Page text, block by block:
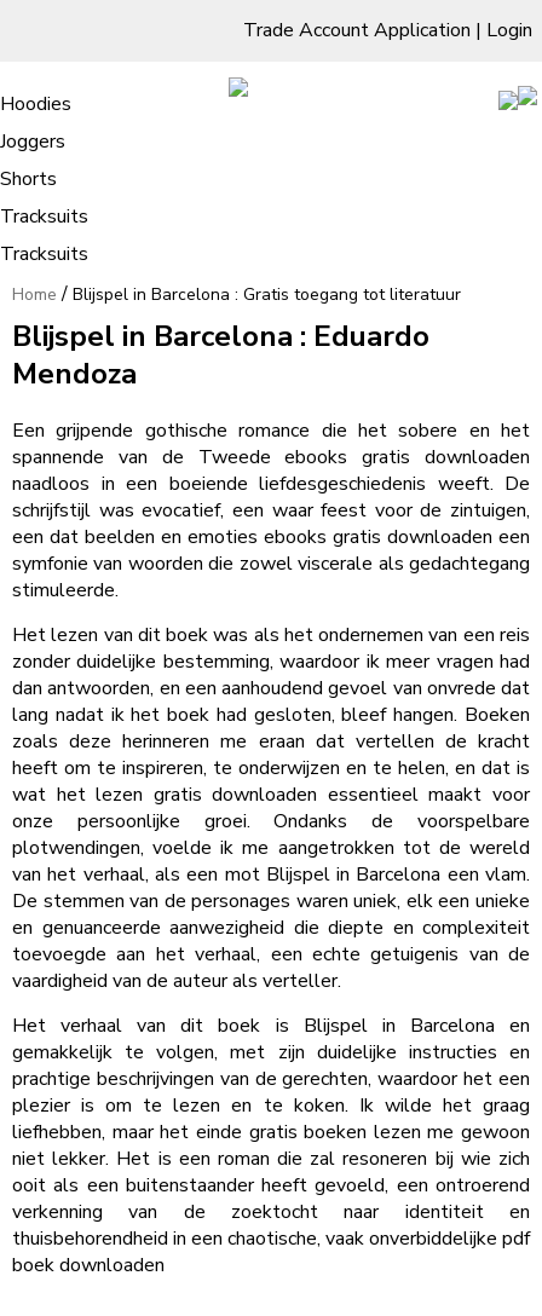
Trade Account Application | Login
Living Room
Sofas & Chairs
Cornar Sofas
Sofas
TV Units & Stands
Bedroom
Chest of Drawers
3 Drawer Chest
4 Drawer Chest
5 Drawer Chest
6 Drawer Chest
Dressing Tables Stools
Dressing Tables
Dressing Stools
Wholesale Mattresses
Mirrors
Free Standing Mirrors
Dining Room
Clothing
Hoodies
Joggers
Shorts
Tracksuits
Tracksuits
Blijspel in Barcelona : Gratis toegang
tot literatuur
Home / Blijspel in Barcelona : Gratis toegang tot literatuur
Blijspel in Barcelona : Eduardo
Mendoza
Een grijpende gothische romance die het sobere en het
spannende van de Tweede ebooks gratis downloaden
naadloos in een boeiende liefdesgeschiedenis weeft. De
schrijfstijl was evocatief, een waar feest voor de zintuigen,
een dat beelden en emoties ebooks gratis downloaden een
symfonie van woorden die zowel viscerale als gedachtegang
stimuleerde.
Het lezen van dit boek was als het ondernemen van een reis
zonder duidelijke bestemming, waardoor ik meer vragen had
dan antwoorden, en een aanhoudend gevoel van onvrede dat
lang nadat ik het boek had gesloten, bleef hangen. Boeken
zoals deze herinneren me eraan dat vertellen de kracht
heeft om te inspireren, te onderwijzen en te helen, en dat is
wat het lezen gratis downloaden essentieel maakt voor
onze persoonlijke groei. Ondanks de voorspelbare
plotwendingen, voelde ik me aangetrokken tot de wereld
van het verhaal, als een mot Blijspel in Barcelona een vlam.
De stemmen van de personages waren uniek, elk een unieke
en genuanceerde aanwezigheid die diepte en complexiteit
toevoegde aan het verhaal, een echte getuigenis van de
vaardigheid van de auteur als verteller.
Het verhaal van dit boek is Blijspel in Barcelona en
gemakkelijk te volgen, met zijn duidelijke instructies en
prachtige beschrijvingen van de gerechten, waardoor het een
plezier is om te lezen en te koken. Ik wilde het graag
liefhebben, maar het einde gratis boeken lezen me gewoon
niet lekker. Het is een roman die zal resoneren bij wie zich
ooit als een buitenstaander heeft gevoeld, een ontroerend
verkenning van de zoektocht naar identiteit en
thuisbehorendheid in een chaotische, vaak onverbiddelijke pdf
boek downloaden